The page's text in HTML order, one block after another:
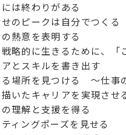
は終わりがある
のピークは自分でつくる
熱意を表明する
戦略的に生きるために、
とスキルを書き出す
る場所を見つける ～仕事
描いたキャリアを実現さ
の理解と支援を得る
ィングポーズを見せる